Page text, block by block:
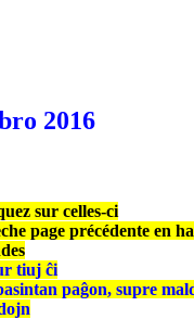
2016
sur celles-ci
page précédente en
tiuj ĉi
paĝon, supre